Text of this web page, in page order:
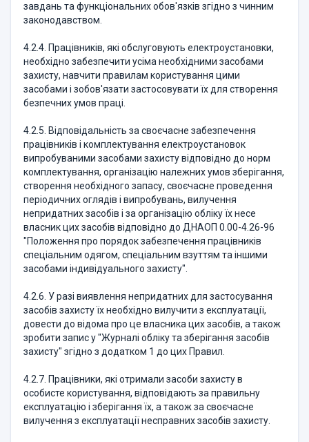
завдань та функціональних обов'язків згідно з чинним
законодавством.
4.2.4. Працівників, які обслуговують електроустановки,
необхідно забезпечити усіма необхідними засобами
захисту, навчити правилам користування цими
засобами і зобов'язати застосовувати їх для створення
безпечних умов праці.
4.2.5. Відповідальність за своєчасне забезпечення
працівників і комплектування електроустановок
випробуваними засобами захисту відповідно до норм
комплектування, організацію належних умов зберігання,
створення необхідного запасу, своєчасне проведення
періодичних оглядів і випробувань, вилучення
непридатних засобів і за організацію обліку їх несе
власник цих засобів відповідно до ДНАОП 0.00-4.26-96
"Положення про порядок забезпечення працівників
спеціальним одягом, спеціальним взуттям та іншими
засобами індивідуального захисту".
4.2.6. У разі виявлення непридатних для застосування
засобів захисту їх необхідно вилучити з експлуатації,
довести до відома про це власника цих засобів, а також
зробити запис у "Журналі обліку та зберігання засобів
захисту" згідно з додатком 1 до цих Правил.
4.2.7. Працівники, які отримали засоби захисту в
особисте користування, відповідають за правильну
експлуатацію і зберігання їх, а також за своєчасне
вилучення з експлуатації несправних засобів захисту.